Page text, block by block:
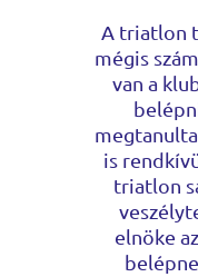
A triatlon
mégis
van a
is
triatlon
elnöke